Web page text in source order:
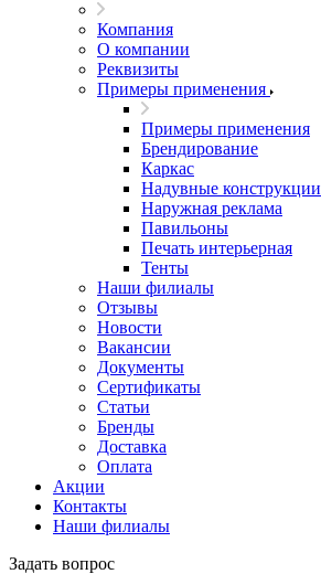
Компания
О компании
Реквизиты
Примеры применения
Примеры применения
Брендирование
Каркас
Надувные конструкции
Наружная реклама
Павильоны
Печать интерьерная
Тенты
Наши филиалы
Отзывы
Новости
Вакансии
Документы
Cертификаты
Статьи
Бренды
Доставка
Оплата
Акции
Контакты
Наши филиалы
Задать вопрос